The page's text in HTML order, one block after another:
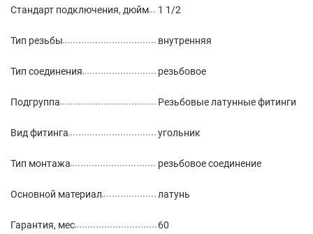
Стандарт подключения, дюйм 1 1/2
Тип резьбы внутренняя
Тип соединения резьбовое
Подгруппа Резьбовые латунные фитинги
Вид фитинга угольник
Тип монтажа резьбовое соединение
Основной материал латунь
Гарантия, мес 60